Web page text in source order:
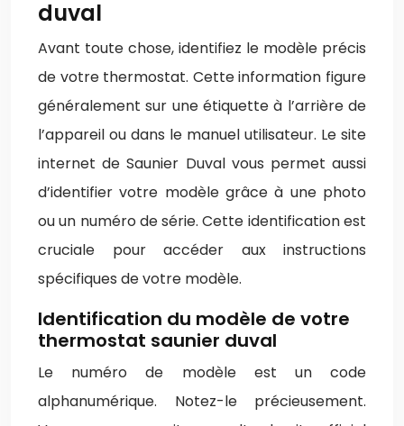
duval
Avant toute chose, identifiez le modèle précis
de votre thermostat. Cette information figure
généralement sur une étiquette à l’arrière de
l’appareil ou dans le manuel utilisateur. Le site
internet de Saunier Duval vous permet aussi
d’identifier votre modèle grâce à une photo
ou un numéro de série. Cette identification est
cruciale pour accéder aux instructions
spécifiques de votre modèle.
Identification du modèle de votre
thermostat saunier duval
Le numéro de modèle est un code
alphanumérique. Notez-le précieusement.